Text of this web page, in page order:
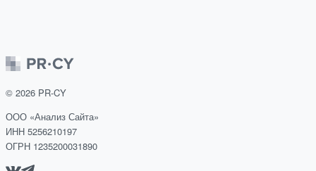
© 2026 PR-CY
ООО «Анализ Сайта»
ИНН 5256210197
ОГРН 1235200031890